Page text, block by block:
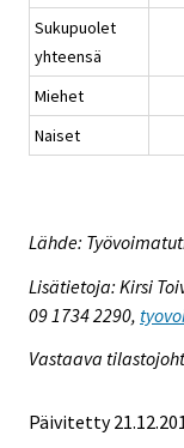
Sukupuolet
yhteensä
Miehet
Naiset
Lähde:
Lisätietoja: Kirsi
09 1734 2290,
Vastaava
Päivitetty